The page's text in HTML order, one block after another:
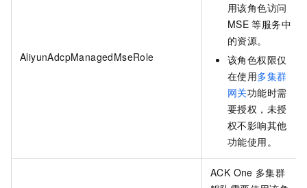
AliyunAdcpManagedMseRole
用该角色访问
MSE 等服务中
的资源。
该角色权限仅
在使用多集群
网关功能时需
要授权，未授
权不影响其他
功能使用。
ACK One 多集群